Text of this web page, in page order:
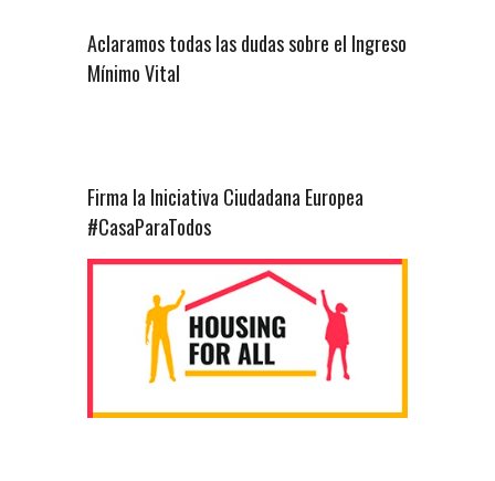
Aclaramos todas las dudas sobre el Ingreso
Mínimo Vital
Firma la Iniciativa Ciudadana Europea
#CasaParaTodos